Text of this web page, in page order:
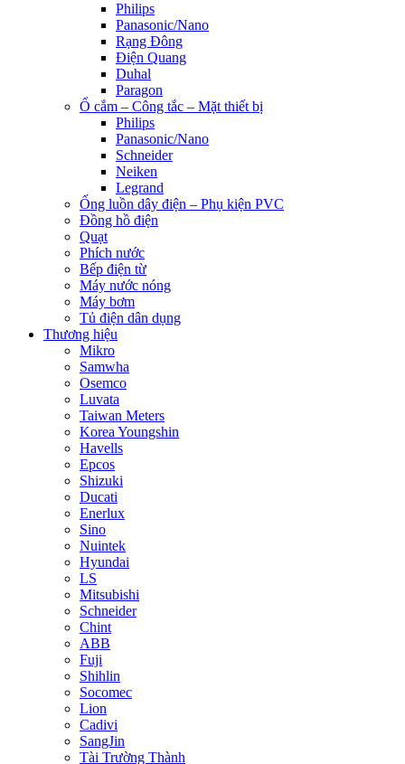
Philips
Panasonic/Nano
Rạng Đông
Điện Quang
Duhal
Paragon
Ổ cắm – Công tắc – Mặt thiết bị
Philips
Panasonic/Nano
Schneider
Neiken
Legrand
Ống luồn dây điện – Phụ kiện PVC
Đồng hồ điện
Quạt
Phích nước
Bếp điện từ
Máy nước nóng
Máy bơm
Tủ điện dân dụng
Thương hiệu
Mikro
Samwha
Osemco
Luvata
Taiwan Meters
Korea Youngshin
Havells
Epcos
Shizuki
Ducati
Enerlux
Sino
Nuintek
Hyundai
LS
Mitsubishi
Schneider
Chint
ABB
Fuji
Shihlin
Socomec
Lion
Cadivi
SangJin
Tài Trường Thành